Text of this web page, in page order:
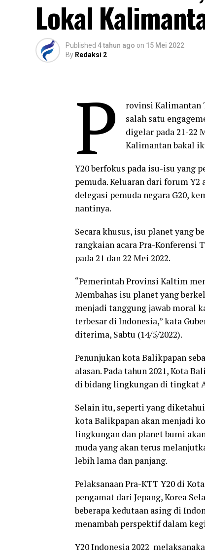
Lokal
Published 4 tahun ago on 15 Mei 2022
By Redaksi 2
P rovinsi Kalimantan
salah satu
digelar pada 21-22
Kalimantan bakal
Y20 berfokus pada isu-isu yang
pemuda. Keluaran dari forum
delegasi pemuda negara G20,
nantinya.
Secara khusus, isu planet yang
rangkaian acara Pra-Konferensi
pada 21 dan 22 Mei 2022.
“Pemerintah Provinsi Kaltim
Membahas isu planet yang
menjadi tanggung jawab moral
terbesar di Indonesia,” kata
diterima, Sabtu (14/5/2022).
Penunjukan kota Balikpapan
alasan. Pada tahun 2021, Kota
di bidang lingkungan di tingkat
Selain itu, seperti yang
kota Balikpapan akan menjadi
lingkungan dan planet bumi
muda yang akan terus
lebih lama dan panjang.
Pelaksanaan Pra-KTT Y20 di
pengamat dari Jepang, Korea
beberapa kedutaan asing di
menambah perspektif dalam
Y20 Indonesia 2022